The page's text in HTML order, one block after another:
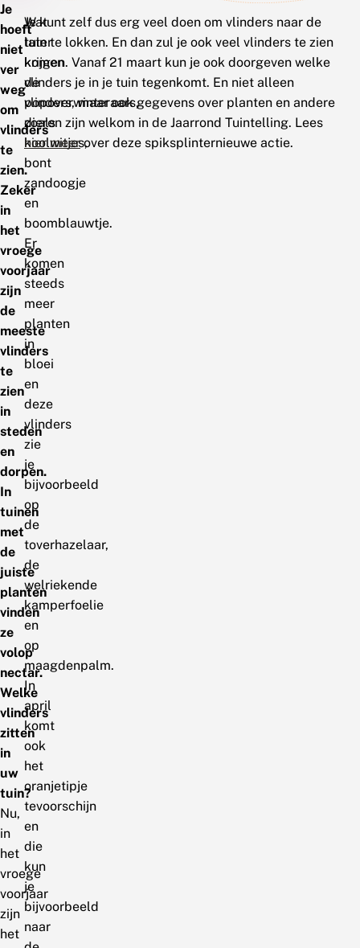
Je
hoeft
niet
ver
weg
om
vlinders
te
zien.
Zeker
in
het
vroege
voorjaar
zijn
de
meeste
vlinders
te
zien
in
steden
en
dorpen.
In
tuinen
met
de
juiste
planten
vinden
ze
volop
nectar.
Welke
vlinders
zitten
in
uw
tuin?
Nu,
in
het
vroege
voorjaar
zijn
het
Wat
later
komen
de
popoverwinteraars,
zoals
koolwitjes,
bont
zandoogje
en
boomblauwtje.
Er
komen
steeds
meer
planten
in
bloei
en
deze
vlinders
zie
je
bijvoorbeeld
op
de
toverhazelaar,
de
welriekende
kamperfoelie
en
op
maagdenpalm.
In
april
komt
ook
het
oranjetipje
tevoorschijn
en
die
kun
je
bijvoorbeeld
naar
Je kunt zelf dus erg veel doen om vlinders naar de
tuin te lokken. En dan zul je ook veel vlinders te zien
krijgen. Vanaf 21 maart kun je ook doorgeven welke
vlinders je in je tuin tegenkomt. En niet alleen
vlinders, maar ook gegevens over planten en andere
dieren zijn welkom in de Jaarrond Tuintelling. Lees
hier meerover deze spiksplinternieuwe actie.